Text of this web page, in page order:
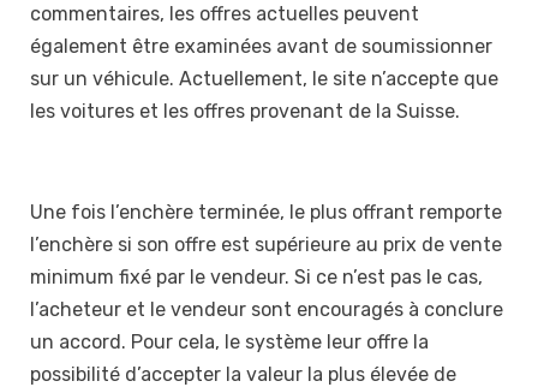
commentaires, les offres actuelles peuvent
également être examinées avant de soumissionner
sur un véhicule. Actuellement, le site n’accepte que
les voitures et les offres provenant de la Suisse.
Une fois l’enchère terminée, le plus offrant remporte
l’enchère si son offre est supérieure au prix de vente
minimum fixé par le vendeur. Si ce n’est pas le cas,
l’acheteur et le vendeur sont encouragés à conclure
un accord. Pour cela, le système leur offre la
possibilité d’accepter la valeur la plus élevée de